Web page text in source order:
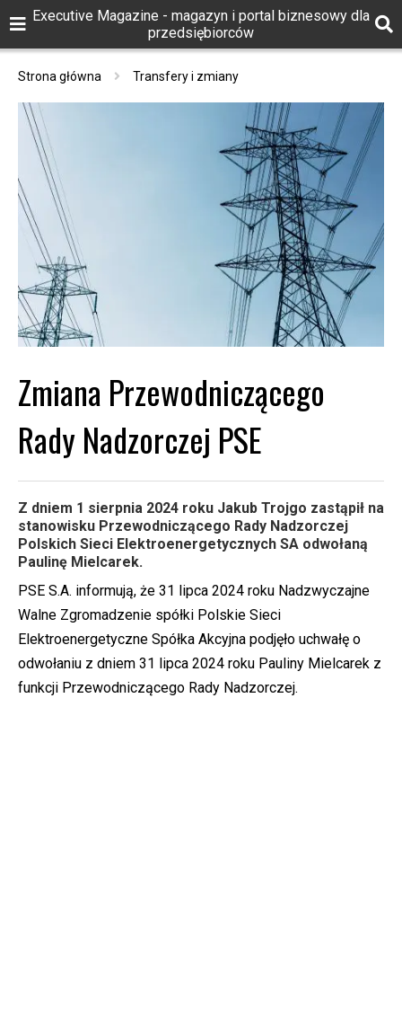
Executive Magazine - magazyn i portal biznesowy dla
przedsiębiorców
Strona główna Transfery i zmiany
Zmiana Przewodniczącego
Rady Nadzorczej PSE
Z dniem 1 sierpnia 2024 roku Jakub Trojgo zastąpił na
stanowisku Przewodniczącego Rady Nadzorczej
Polskich Sieci Elektroenergetycznych SA odwołaną
Paulinę Mielcarek.
PSE S.A. informują, że 31 lipca 2024 roku Nadzwyczajne
Walne Zgromadzenie spółki Polskie Sieci
Elektroenergetyczne Spółka Akcyjna podjęło uchwałę o
odwołaniu z dniem 31 lipca 2024 roku Pauliny Mielcarek z
funkcji Przewodniczącego Rady Nadzorczej.